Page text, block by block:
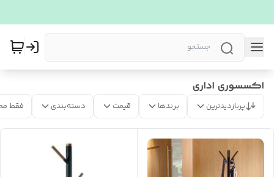
اکسسوری اداری
پربازدیدترین برندها قیمت دسته‌بندی فقط